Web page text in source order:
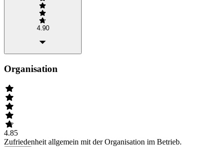
4.90
Organisation
4.85
Zufriedenheit allgemein mit der Organisation im Betrieb.